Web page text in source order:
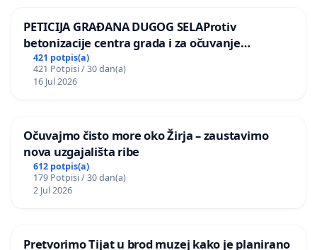
PETICIJA GRAĐANA DUGOG SELAProtiv
betonizacije centra grada i za očuvanje
postojećih zelenih površina i odraslih stabala pri
donošenju izmjena urbanističkog plana
421 potpis(a)
421 Potpisi / 30 dan(a)
16 Jul 2026
Očuvajmo čisto more oko Žirja – zaustavimo
nova uzgajališta ribe
612 potpis(a)
179 Potpisi / 30 dan(a)
2 Jul 2026
Pretvorimo Tijat u brod muzej kako je planirano